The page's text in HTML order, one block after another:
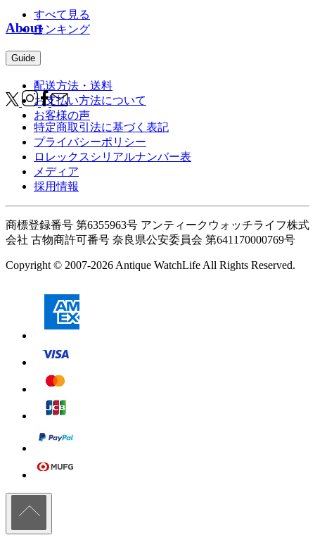
すべて見る
ランキング
About
Guide
配送方法・送料
お支払い方法について
お客様の声
特定商取引法に基づく表記
プライバシーポリシー
ロレックスシリアルナンバー表
メディア
採用情報
商標登録番号 第6355963号 アンティークウォッチライフ株式
会社 古物商許可番号 奈良県公安委員会 第641170000769号
Copyright © 2007-2026 Antique WatchLife All Rights Reserved.